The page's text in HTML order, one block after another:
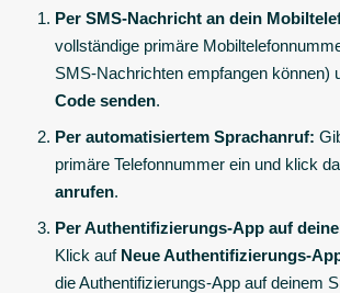
Per SMS-Nachricht an dein
vollständige primäre
SMS-Nachrichten empfangen können)
Code senden.
Per automatisiertem Sprachanruf:
primäre Telefonnummer ein und klick
anrufen.
Per Authentifizierungs-App auf
Klick auf Neue Authentifizierungs-
die Authentifizierungs-App auf deinem